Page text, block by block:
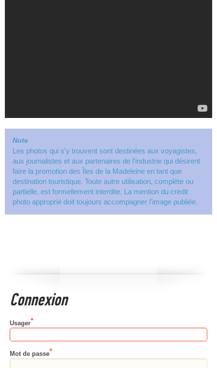
Note
Les photos qui s'y trouvent sont destinées aux voyagistes,
aux journalistes et aux partenaires de l'industrie qui désirent
faire la promotion des Îles de la Madeleine en tant que
destination touristique. Toute autre utilisation, complète ou
partielle, est formellement interdite. La mention du crédit
photo approprié doit toujours accompagner l'image publiée.
Connexion
Usager
Mot de passe